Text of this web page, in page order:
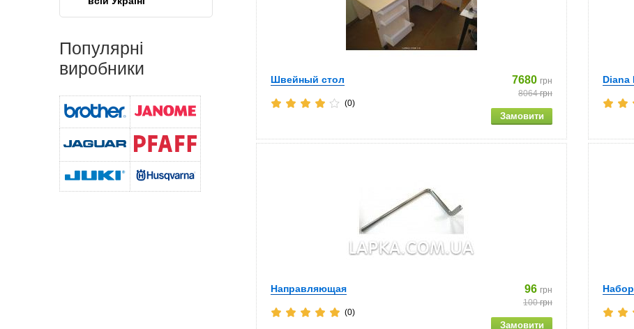
Швейный стол 7680 грн
8064грн
(0)
Diana
Направляющая 96 грн
100грн
(0)
Популярні
виробники